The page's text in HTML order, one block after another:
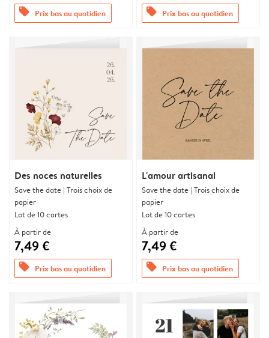
offers Prix bas au quotidien offers Prix bas au quotidien
Des noces naturelles
Save the date | Trois choix de
papier
Lot de 10 cartes
À partir de
7,49 €
offers Prix bas au quotidien
L'amour artisanal
Save the date | Trois choix de
papier
Lot de 10 cartes
À partir de
7,49 €
offers Prix bas au quotidien